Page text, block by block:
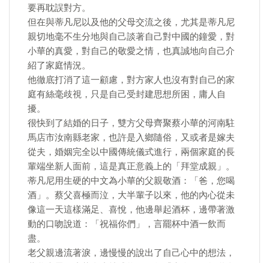
要再耽誤對方。
但在與蒂凡尼以及他的父母交流之後，尤其是蒂凡尼
親切地毫不生分地與自己談著自己對中國的鐘愛，對
小華的真愛，對自己的敬愛之情，也真誠地向自己介
紹了家庭情況。
他徹底打消了這一顧慮，對方家人也沒有對自己的家
庭有絲毫歧視，只是自己受封建思想所困，庸人自
擾。
很快到了結婚的日子，雙方父母齊聚蔡小華的河南駐
馬店市汝南縣老家，也許是入鄉隨俗，又或者是嫁夫
從夫，婚姻完全以中國傳統儀式進行，兩個家庭的長
輩端坐新人面前，這是真正意義上的「拜堂成親」。
蒂凡尼用生硬的中文為小華的父親敬酒：「爸，您喝
酒」。蔡父喜極而泣，大半輩子以來，他的內心從未
像這一天這樣滿足、喜悅，他邊舉起酒杯，邊帶著激
動的口吻說道：「祝福你們」，言罷杯中酒一飲而
盡。
老父親邊流著淚，邊慢慢的說出了自己心中的想法，